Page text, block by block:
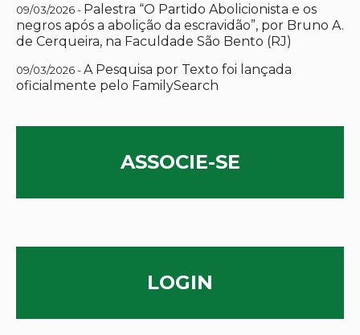
09/03/2026 - Palestra “O Partido Abolicionista e os
negros após a abolição da escravidão”, por Bruno A.
de Cerqueira, na Faculdade São Bento (RJ)
09/03/2026 -A Pesquisa por Texto foi lançada
oficialmente pelo FamilySearch
ASSOCIE-SE
LOGIN